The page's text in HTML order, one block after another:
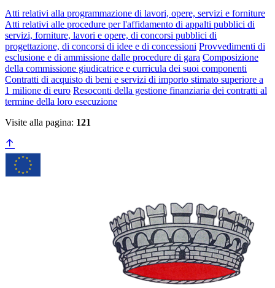
Atti relativi alla programmazione di lavori, opere, servizi e forniture
Atti relativi alle procedure per l'affidamento di appalti pubblici di
servizi, forniture, lavori e opere, di concorsi pubblici di
progettazione, di concorsi di idee e di concessioni Provvedimenti di
esclusione e di ammissione dalle procedure di gara Composizione
della commissione giudicatrice e curricula dei suoi componenti
Contratti di acquisto di beni e servizi di importo stimato superiore a
1 milione di euro Resoconti della gestione finanziaria dei contratti al
termine della loro esecuzione
Visite alla pagina: 121